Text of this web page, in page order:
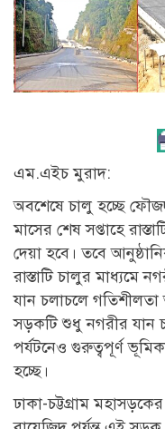
এম.এইচ মুরাদ:
অবশেষে চালু হচ্ছে
মাসের শেষ সপ্তাহে
দেয়া হবে। তবে
রাস্তাটি চালুর মাধ্যমে
যান চলাচলে গতিশীলতা
সড়কটি শুধু নগরীর যান
পর্যটনেও গুরুত্বপূর্ণ
হচ্ছে।
ঢাকা-চট্টগ্রাম